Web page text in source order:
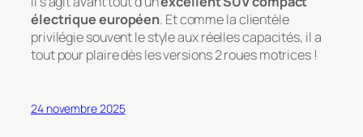
électrique européen. Et comme la clientèle
privilégie souvent le style aux réelles capacités, il a
tout pour plaire dès les versions 2 roues motrices !
24 novembre 2025